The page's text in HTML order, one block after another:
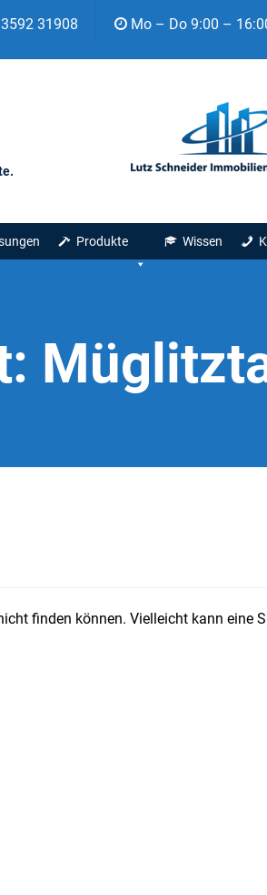
31908 Mo – Do 9:00 –
Produkte Wissen
finden können. Vielleicht kann eine